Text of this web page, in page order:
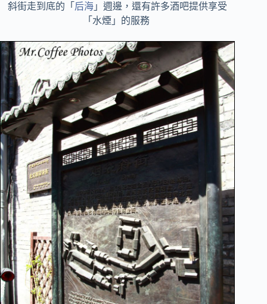
斜街走到底的「 后海 」週邊，還有許多酒吧提供享受
「水煙」的服務